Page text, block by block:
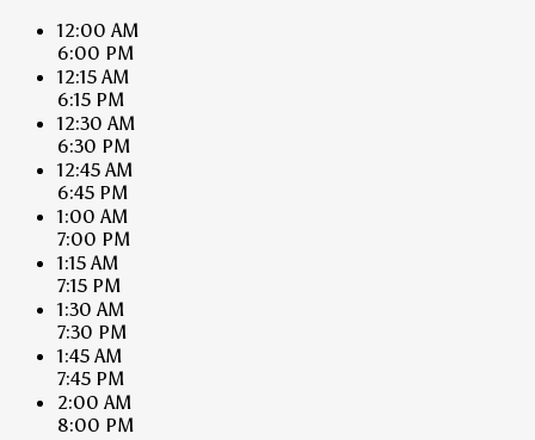
12:00 AM
6:00 PM
12:15 AM
6:15 PM
12:30 AM
6:30 PM
12:45 AM
6:45 PM
1:00 AM
7:00 PM
1:15 AM
7:15 PM
1:30 AM
7:30 PM
1:45 AM
7:45 PM
2:00 AM
8:00 PM